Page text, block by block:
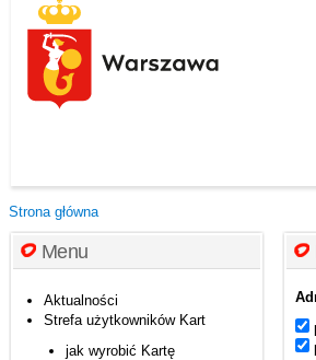
Strona główna
Menu
Aktualności
Strefa użytkowników Kart
jak wyrobić Kartę